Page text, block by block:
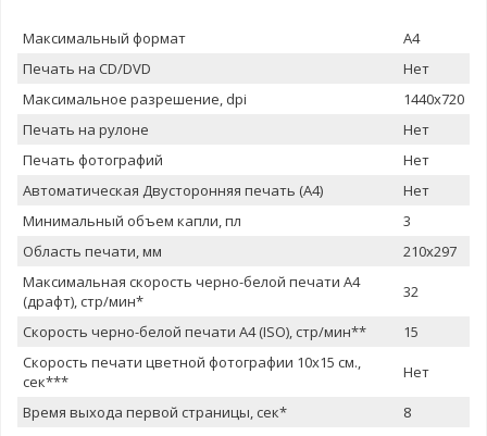
Максимальный формат
A4
Печать на CD/DVD
Нет
Максимальное разрешение, dpi
1440x720
Печать на рулоне
Нет
Печать фотографий
Нет
Автоматическая Двусторонняя печать (A4)
Нет
Минимальный объем капли, пл
3
Область печати, мм
210x297
Максимальная скорость черно-белой печати A4
(драфт), стр/мин*
32
Скорость черно-белой печати A4 (ISO), стр/мин**
15
Скорость печати цветной фотографии 10x15 см.,
сек***
Нет
Время выхода первой страницы, сек*
8